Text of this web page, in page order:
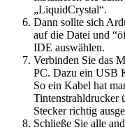
„LiquidCrystal“.
Dann sollte sich
auf die Datei und
IDE auswählen.
Verbinden Sie das
PC. Dazu ein USB
So ein Kabel hat
Tintenstrahldrucker
Stecker richtig
Schließe Sie alle